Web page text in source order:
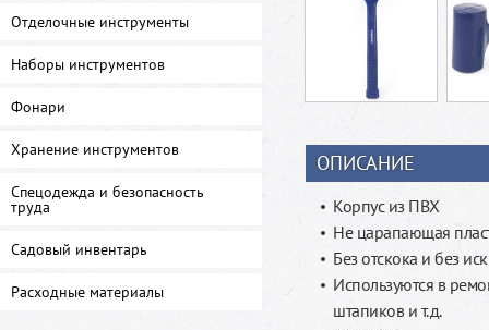
Отделочные инструменты
Наборы инструментов
Фонари
Хранение инструментов
Спецодежда и безопасность
труда
Садовый инвентарь
Расходные материалы
ОПИСАНИЕ
Корпус из ПВХ
Не царапающая
Без отскока и без
Используются в
штапиков и т.д.